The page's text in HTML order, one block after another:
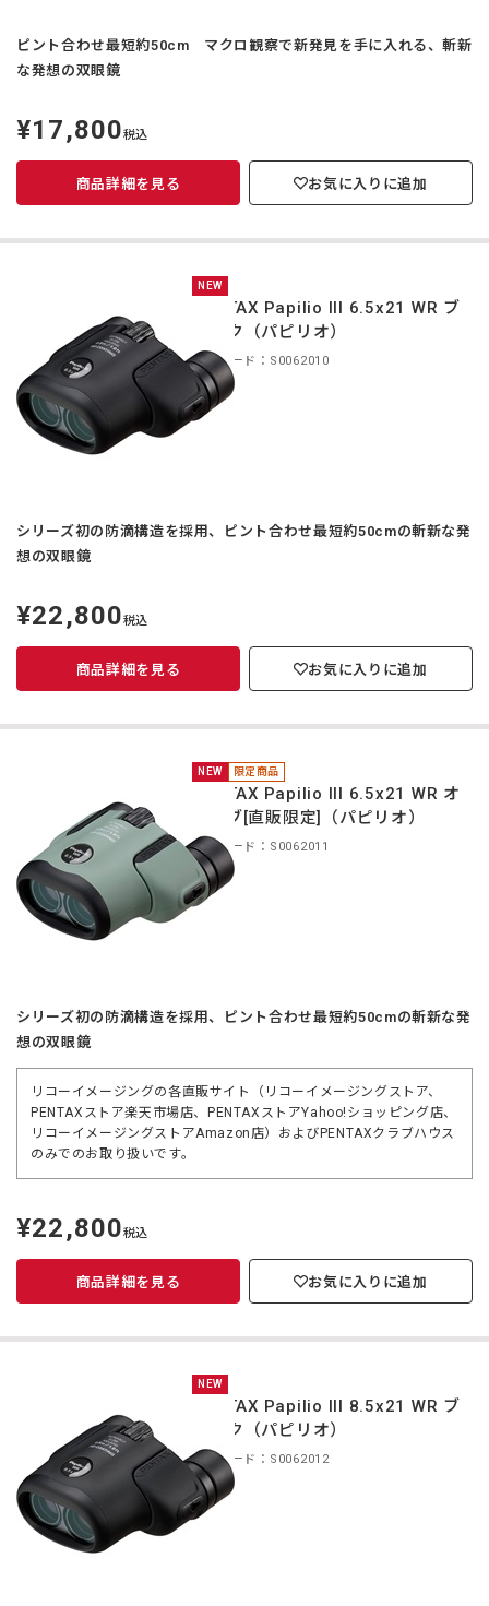
ピント合わせ最短約50cm マクロ観察で新発見を手に入れる、斬新
な発想の双眼鏡
定
価
¥17,800税込
商品詳細を見る お気に入りに追加
NEW
PENTAX Papilio III 6.5x21 WR ブ
ラック（パピリオ）
商品コード：S0062010
シリーズ初の防滴構造を採用、ピント合わせ最短約50cmの斬新な発
想の双眼鏡
定
価
¥22,800税込
商品詳細を見る お気に入りに追加
NEW 限定商品
PENTAX Papilio III 6.5x21 WR オ
リーブ[直販限定]（パピリオ）
商品コード：S0062011
シリーズ初の防滴構造を採用、ピント合わせ最短約50cmの斬新な発
想の双眼鏡
リコーイメージングの各直販サイト（リコーイメージングストア、
PENTAXストア楽天市場店、PENTAXストアYahoo!ショッピング店、
リコーイメージングストアAmazon店）およびPENTAXクラブハウス
のみでのお取り扱いです。
定
価
¥22,800税込
商品詳細を見る お気に入りに追加
NEW
PENTAX Papilio III 8.5x21 WR ブ
ラック（パピリオ）
商品コード：S0062012